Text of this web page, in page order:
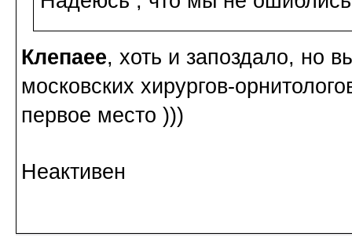
Клепаee, хоть и запоздало, но
московских хирургов-
первое место )))
Неактивен